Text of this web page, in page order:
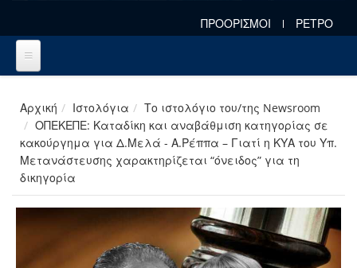
ΠΡΟΟΡΙΣΜΟΙ ΡΕΤΡΟ
Αρχική Ιστολόγια
Το ιστολόγιο του/της Newsroom
ΟΠΕΚΕΠΕ: Καταδίκη και αναβάθμιση κατηγορίας σε
κακούργημα για Δ.Μελά - Α.Ρέππα – Γιατί η ΚΥΑ του Υπ.
Μετανάστευσης χαρακτηρίζεται “όνειδος” για τη
δικηγορία